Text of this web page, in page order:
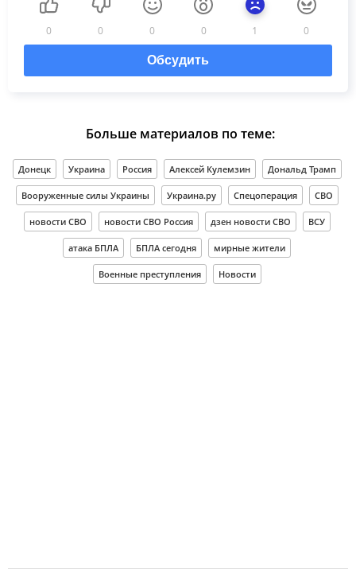
0 0 0 0 1 0
Обсудить
Больше материалов по теме:
Донецк Украина Россия Алексей Кулемзин Дональд Трамп
Вооруженные силы Украины Украина.ру Спецоперация СВО
новости СВО новости СВО Россия дзен новости СВО ВСУ
атака БПЛА БПЛА сегодня мирные жители
Военные преступления Новости